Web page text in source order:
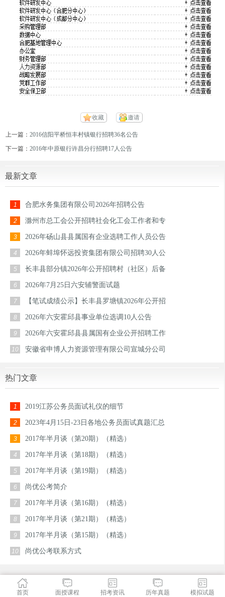
收藏 邀请
上一篇：2016信阳平桥恒丰村镇银行招聘36名公告
下一篇：2016年中原银行许昌分行招聘17人公告
最新文章
1 合肥水务集团有限公司2026年招聘公告
2 滁州市总工会公开招聘社会化工会工作者和专
3 2026年砀山县县属国有企业选聘工作人员公告
4 2026年蚌埠怀远投资集团有限公司招聘30人公
5 长丰县部分镇2026年公开招聘村（社区）后备
6 2026年7月25日六安辅警面试题
7 【笔试成绩公示】长丰县罗塘镇2026年公开招
8 2026年六安霍邱县事业单位选调10人公告
9 2026年六安霍邱县县属国有企业公开招聘工作
10 安徽省申博人力资源管理有限公司宣城分公司
热门文章
1 2019江苏公务员面试礼仪的细节
2 2023年4月15日-23日各地公务员面试真题汇总
3 2017年半月谈（第20期）（精选）
4 2017年半月谈（第18期）（精选）
5 2017年半月谈（第19期）（精选）
6 尚优公考简介
7 2017年半月谈（第16期）（精选）
8 2017年半月谈（第21期）（精选）
9 2017年半月谈（第15期）（精选）
10 尚优公考联系方式
首页 面授课程 招考资讯 历年真题 模拟试题